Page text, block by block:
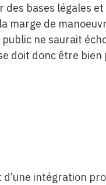
des bases légales
marge de
ne saurait
doit donc être bien
d’une intégration